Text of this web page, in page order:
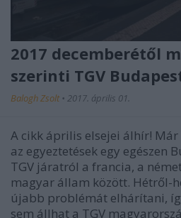
2017 decemberétől
szerinti TGV
Balogh Zsolt • 2017. április 01.
A cikk április elsejei álhír!
az egyeztetések egy egészen
TGV járatról a francia, a
magyar állam között. Hétről-
újabb problémát elhárítani,
sem állhat a TGV